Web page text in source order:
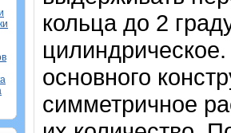
кольца до 2
основного
симметричное